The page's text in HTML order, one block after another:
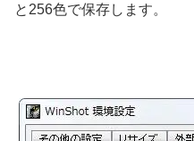
と256色で保存します。